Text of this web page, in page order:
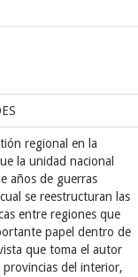
regional en la
la unidad nacional
años de guerras
se reestructuran las
entre regiones que
papel dentro de
que toma el autor
provincias del interior,